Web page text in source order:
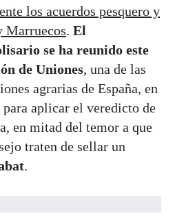
los acuerdos pesquero y
Marruecos. El
se ha reunido este
de Uniones, una de las
agrarias de España, en
aplicar el veredicto de
en mitad del temor a que
traten de sellar un
.